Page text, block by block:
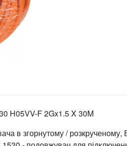
H05VV-F 2Gx1.5 X 30M
в згорнутому /